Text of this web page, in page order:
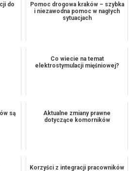
do
Pomoc drogowa kraków – szybka
i niezawodna pomoc w nagłych
sytuacjach
Co wiecie na temat
elektrostymulacji mięśniowej?
są
Aktualne zmiany prawne
dotyczące komorników
Korzyści z integracji pracowników